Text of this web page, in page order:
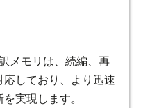
メモリは、続編、再
しており、より迅速
実現します。